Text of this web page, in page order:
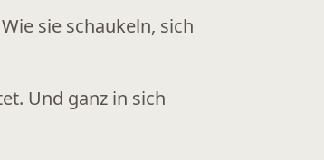
sie schaukeln, sich
Und ganz in sich